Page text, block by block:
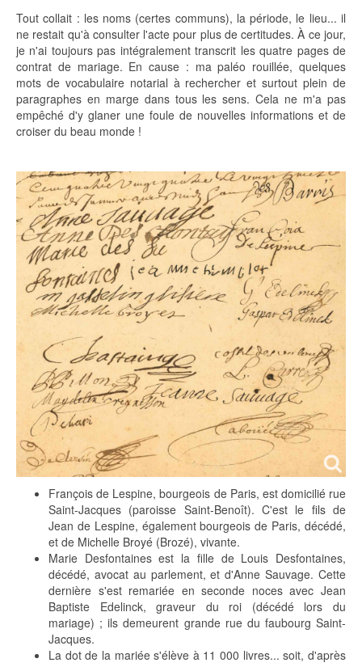
Tout collait : les noms (certes communs), la période, le lieu... il
ne restait qu'à consulter l'acte pour plus de certitudes. À ce jour,
je n'ai toujours pas intégralement transcrit les quatre pages de
contrat de mariage. En cause : ma paléo rouillée, quelques
mots de vocabulaire notarial à rechercher et surtout plein de
paragraphes en marge dans tous les sens. Cela ne m'a pas
empêché d'y glaner une foule de nouvelles informations et de
croiser du beau monde !
François de Lespine, bourgeois de Paris, est domicilié rue
Saint-Jacques (paroisse Saint-Benoît). C'est le fils de
Jean de Lespine, également bourgeois de Paris, décédé,
et de Michelle Broyé (Brozé), vivante.
Marie Desfontaines est la fille de Louis Desfontaines,
décédé, avocat au parlement, et d'Anne Sauvage. Cette
dernière s'est remariée en seconde noces avec Jean
Baptiste Edelinck, graveur du roi (décédé lors du
mariage) ; ils demeurent grande rue du faubourg Saint-
Jacques.
La dot de la mariée s'élève à 11 000 livres... soit, d'après